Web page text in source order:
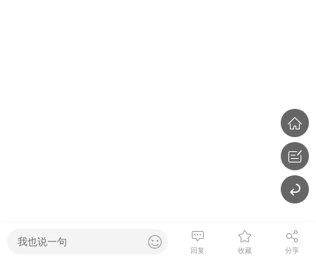
我也说一句
回复 收藏 分享